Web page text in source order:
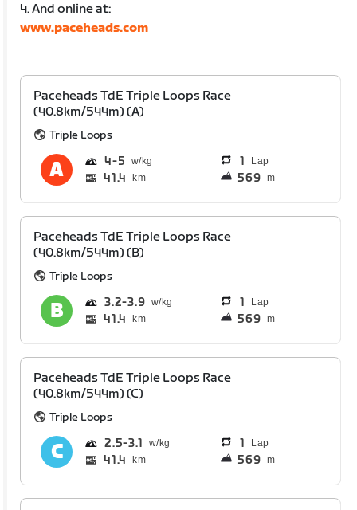
4. And online at:
www.paceheads.com
Paceheads TdE Triple Loops Race
(40.8km/544m) (A)
Triple Loops
4 5 1 Lap
41.4 km 569 m
Paceheads TdE Triple Loops Race
(40.8km/544m) (B)
Triple Loops
3.2 3.9 1 Lap
41.4 km 569 m
Paceheads TdE Triple Loops Race
(40.8km/544m) (C)
Triple Loops
2.5 3.1 1 Lap
41.4 km 569 m